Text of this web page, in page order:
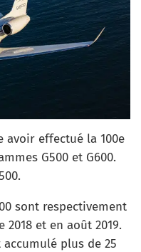
avoir effectué la 100e
G500 et G600.
sont respectivement
et en août 2019.
accumulé plus de 25